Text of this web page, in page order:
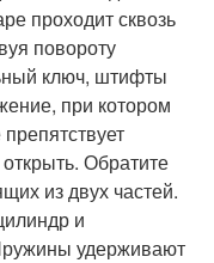
проходит сквозь
повороту
ключ, штифты
при котором
Обратите
из двух частей.
и
удерживают